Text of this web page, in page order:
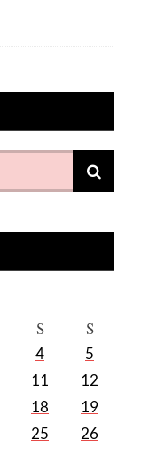
S S
4
5
11
12
18
19
25
26